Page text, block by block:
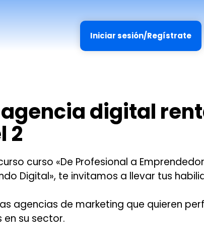
Iniciar sesión/Regístrate
digital
2
curso «De Profesional a
Digital», te invitamos a llevar tus
agencias de marketing que quieren
su sector.